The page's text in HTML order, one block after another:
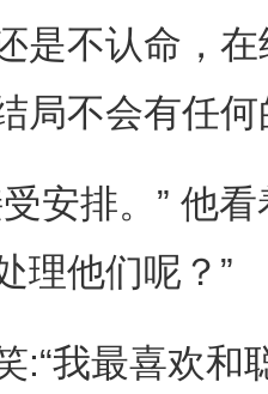
是不认命，
局不会有任
排。” 他看
理他们呢？”
我最喜欢和